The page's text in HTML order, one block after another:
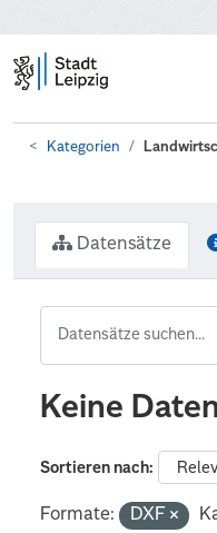
Kategorien
Datensätze
Keine
Sortieren nach
Formate: DXF